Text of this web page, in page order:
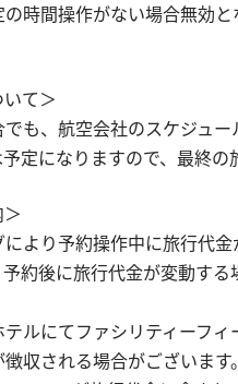
時間操作がない場合無効
て＞
も、航空会社のスケジュ
定になりますので、最終の
より予約操作中に旅行代
約後に旅行代金が変動す
ルにてファシリティーフ
収される場合がございます